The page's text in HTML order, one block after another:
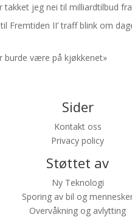
takket jeg nei til milliardtilbud
til Fremtiden II’ traff blink om
burde være på kjøkkenet»
Sider
Kontakt oss
Privacy policy
Støttet av
Ny Teknologi
Sporing av bil og
Overvåkning og avlytting